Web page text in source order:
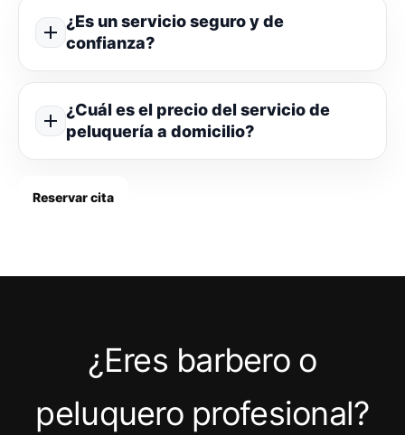
¿Es un servicio seguro y de
confianza?
¿Cuál es el precio del servicio de
peluquería a domicilio?
Reservar cita
¿Eres barbero o
peluquero profesional?